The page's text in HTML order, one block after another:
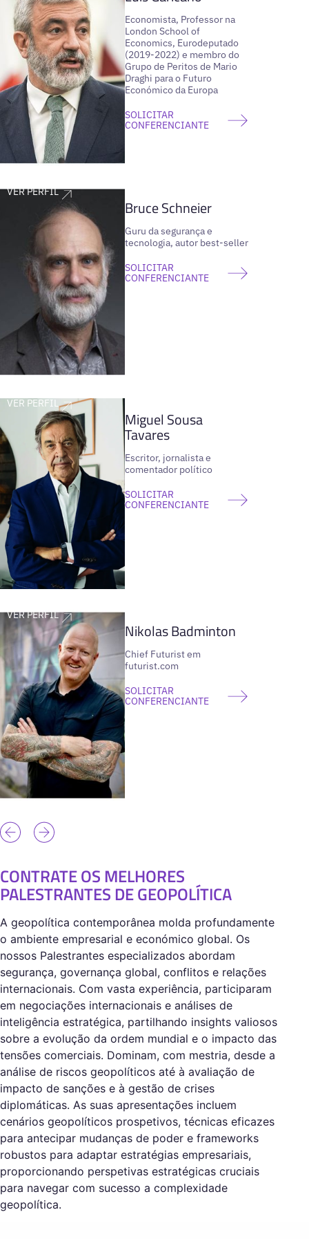
Economista, Professor na
London School of
Economics, Eurodeputado
(2019-2022) e membro do
Grupo de Peritos de Mario
Draghi para o Futuro
Económico da Europa
SOLICITAR
CONFERENCIANTE
VER PERFIL
Bruce Schneier
Guru da segurança e
tecnologia, autor best-seller
SOLICITAR
CONFERENCIANTE
VER PERFIL
Miguel Sousa
Tavares
Escritor, jornalista e
comentador político
SOLICITAR
CONFERENCIANTE
VER PERFIL
Nikolas Badminton
Chief Futurist em
futurist.com
SOLICITAR
CONFERENCIANTE
CONTRATE OS MELHORES
PALESTRANTES DE GEOPOLÍTICA
A geopolítica contemporânea molda profundamente
o ambiente empresarial e económico global. Os
nossos Palestrantes especializados abordam
segurança, governança global, conflitos e relações
internacionais. Com vasta experiência, participaram
em negociações internacionais e análises de
inteligência estratégica, partilhando insights valiosos
sobre a evolução da ordem mundial e o impacto das
tensões comerciais. Dominam, com mestria, desde a
análise de riscos geopolíticos até à avaliação de
impacto de sanções e à gestão de crises
diplomáticas. As suas apresentações incluem
cenários geopolíticos prospetivos, técnicas eficazes
para antecipar mudanças de poder e frameworks
robustos para adaptar estratégias empresariais,
proporcionando perspetivas estratégicas cruciais
para navegar com sucesso a complexidade
geopolítica.